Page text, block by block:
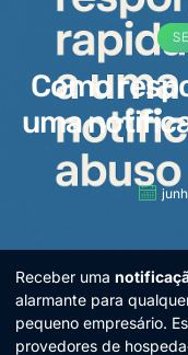
Como
uma
Receber uma
alarmante para
pequeno empresário.
provedores de